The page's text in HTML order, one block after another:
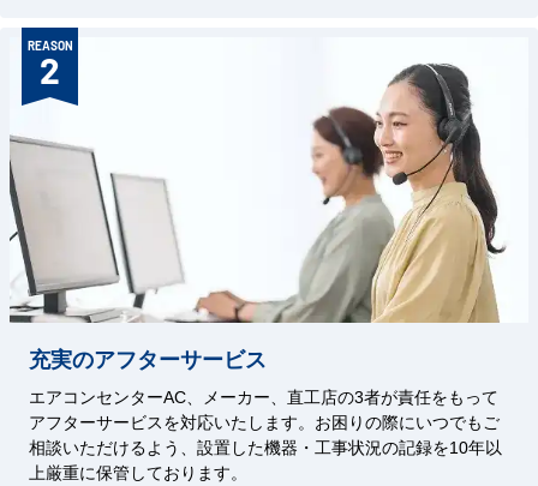
REASON
2
充実のアフターサービス
エアコンセンターAC、メーカー、直工店の3者が責任をもって
アフターサービスを対応いたします。お困りの際にいつでもご
相談いただけるよう、設置した機器・工事状況の記録を10年以
上厳重に保管しております。